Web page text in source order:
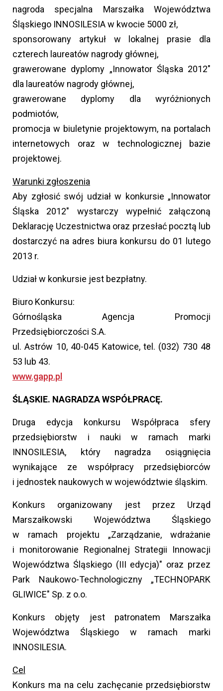
nagroda specjalna Marszałka Województwa
Śląskiego INNOSILESIA w kwocie 5000 zł,
sponsorowany artykuł w lokalnej prasie dla
czterech laureatów nagrody głównej,
grawerowane dyplomy „Innowator Śląska 2012"
dla laureatów nagrody głównej,
grawerowane dyplomy dla wyróżnionych
podmiotów,
promocja w biuletynie projektowym, na portalach
internetowych oraz w technologicznej bazie
projektowej.
Warunki zgłoszenia
Aby zgłosić swój udział w konkursie „Innowator
Śląska 2012" wystarczy wypełnić załączoną
Deklarację Uczestnictwa oraz przesłać pocztą lub
dostarczyć na adres biura konkursu do 01 lutego
2013 r.
Udział w konkursie jest bezpłatny.
Biuro Konkursu:
Górnośląska Agencja Promocji
Przedsiębiorczości S.A.
ul. Astrów 10, 40-045 Katowice, tel. (032) 730 48
53 lub 43.
www.gapp.pl
ŚLĄSKIE. NAGRADZA WSPÓŁPRACĘ.
Druga edycja konkursu Współpraca sfery
przedsiębiorstw i nauki w ramach marki
INNOSILESIA, który nagradza osiągnięcia
wynikające ze współpracy przedsiębiorców
i jednostek naukowych w województwie śląskim.
Konkurs organizowany jest przez Urząd
Marszałkowski Województwa Śląskiego
w ramach projektu „Zarządzanie, wdrażanie
i monitorowanie Regionalnej Strategii Innowacji
Województwa Śląskiego (III edycja)" oraz przez
Park Naukowo-Technologiczny „TECHNOPARK
GLIWICE" Sp. z o.o.
Konkurs objęty jest patronatem Marszałka
Województwa Śląskiego w ramach marki
INNOSILESIA.
Cel
Konkurs ma na celu zachęcanie przedsiębiorstw